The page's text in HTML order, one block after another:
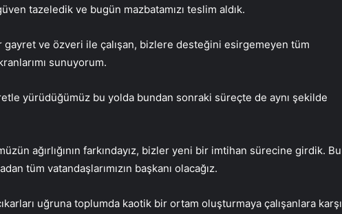
tazeledik ve bugün mazbatamızı teslim aldık.
ve özveri ile çalışan, bizlere desteğini esirgemeyen tüm
sunuyorum.
yürüdüğümüz bu yolda bundan sonraki süreçte de aynı şekilde
ağırlığının farkındayız, bizler yeni bir imtihan sürecine girdik. Bu
tüm vatandaşlarımızın başkanı olacağız.
uğruna toplumda kaotik bir ortam oluşturmaya çalışanlara karşı